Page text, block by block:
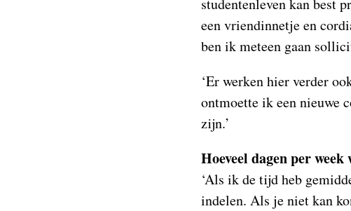
studentenleven kan best
een vriendinnetje en
ben ik meteen gaan
‘Er werken hier verder
ontmoette ik een nieuwe
zijn.’
Hoeveel dagen per week
‘Als ik de tijd heb
indelen. Als je niet kan